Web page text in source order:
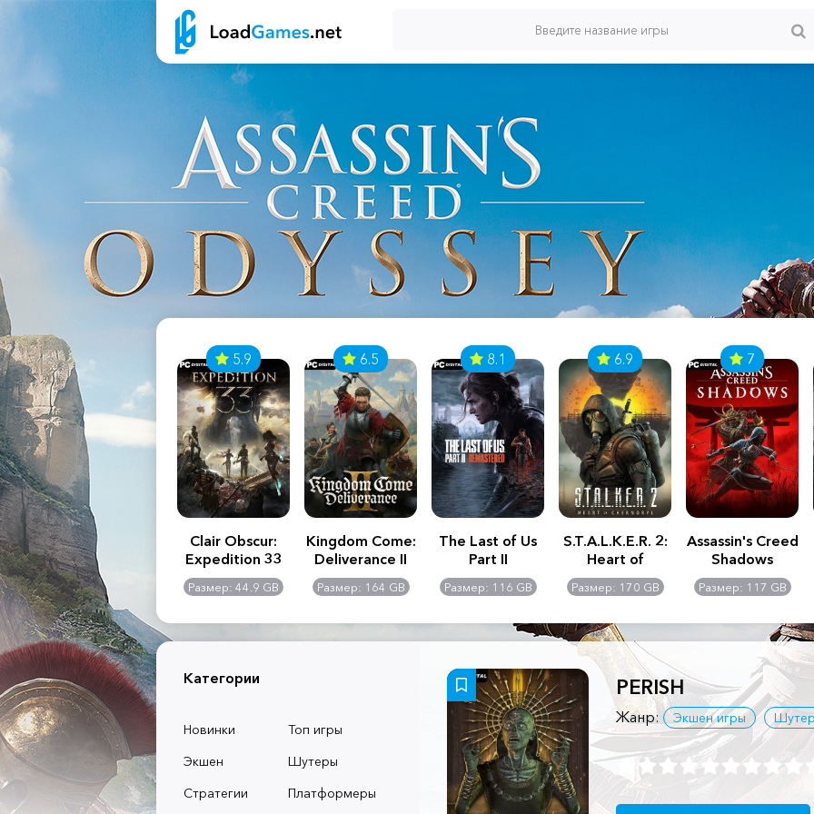
2:
-
GB
Assassin's Creed
Shadows
Размер: 117 GB
5.9
Clair Obscur:
Expedition 33
Размер: 44.9 GB
6.5
Kingdom Come:
Deliverance II
Размер: 164 GB
8.1
The Last of Us
Part II
Remastered
Размер: 116 GB
6.9
S.T.A.L.K.E.R. 2:
Heart of
Chernobyl -
Ultimate Edition
Размер: 170 GB
7
Assassin's Creed
Shadows
Размер: 117 GB
Категории
Новинки
Топ игры
Экшен
Шутеры
Стратегии
Платформеры
PERISH
Жанр: Экшен игры